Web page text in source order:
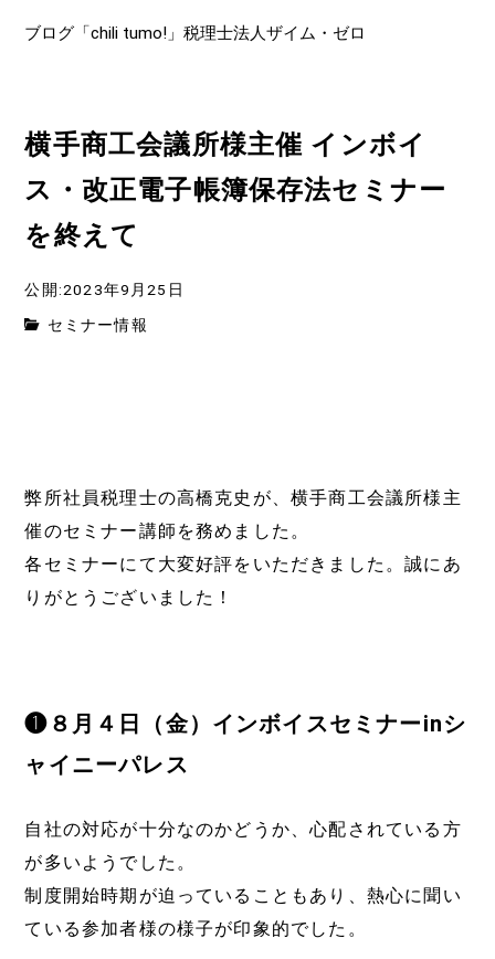
ブログ「chili tumo!」税理士法人ザイム・ゼロ
横手商工会議所様主催 インボイ
ス・改正電子帳簿保存法セミナー
を終えて
公開:2023年9月25日
セミナー情報
弊所社員税理士の高橋克史が、横手商工会議所様主
催のセミナー講師を務めました。
各セミナーにて大変好評をいただきました。誠にあ
りがとうございました！
❶８月４日（金）インボイスセミナーinシ
ャイニーパレス
自社の対応が十分なのかどうか、心配されている方
が多いようでした。
制度開始時期が迫っていることもあり、熱心に聞い
ている参加者様の様子が印象的でした。